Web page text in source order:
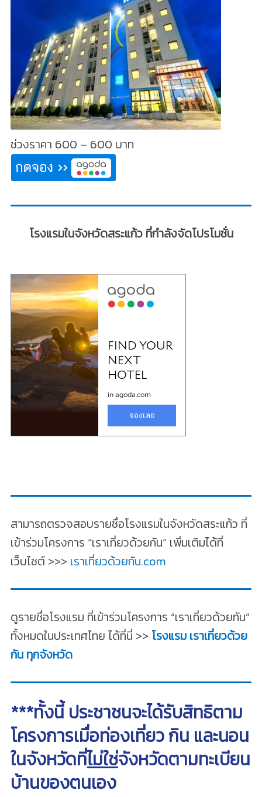
ช่วงราคา 600 – 600 บาท
โรงแรมในจังหวัดสระแก้ว ที่กำลังจัดโปรโมชั่น
สามารถตรวจสอบรายชื่อโรงแรมในจังหวัดสระแก้ว ที่
เข้าร่วมโครงการ “เราเที่ยวด้วยกัน” เพิ่มเติมได้ที่
เว็บไซต์ >>> เราเที่ยวด้วยกัน.com
ดูรายชื่อโรงแรม ที่เข้าร่วมโครงการ “เราเที่ยวด้วยกัน”
ทั้งหมดในประเทศไทย ได้ที่นี่ >> โรงแรม เราเที่ยวด้วย
กัน ทุกจังหวัด
***ทั้งนี้ ประชาชนจะได้รับสิทธิตาม
โครงการเมื่อท่องเที่ยว กิน และนอน
ในจังหวัดที่ไม่ใช่จังหวัดตามทะเบียน
บ้านของตนเอง